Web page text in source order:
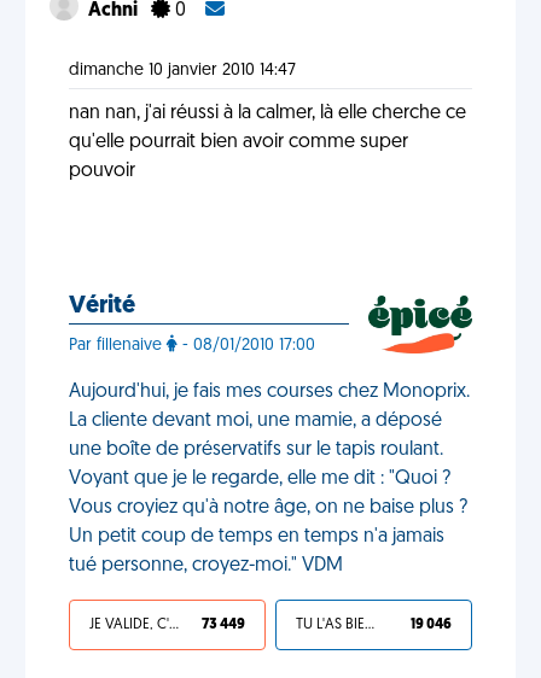
Achni 0
dimanche 10 janvier 2010 14:47
nan nan, j'ai réussi à la calmer, là elle cherche ce
qu'elle pourrait bien avoir comme super
pouvoir
Vérité
Par fillenaive - 08/01/2010 17:00
Aujourd'hui, je fais mes courses chez Monoprix.
La cliente devant moi, une mamie, a déposé
une boîte de préservatifs sur le tapis roulant.
Voyant que je le regarde, elle me dit : "Quoi ?
Vous croyiez qu'à notre âge, on ne baise plus ?
Un petit coup de temps en temps n'a jamais
tué personne, croyez-moi." VDM
JE VALIDE, C'EST UNE VDM 73 449 TU L'AS BIEN MÉRITÉ 19 046